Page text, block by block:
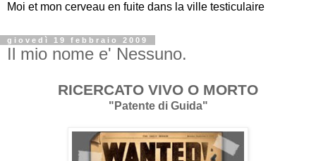
Moi et mon cerveau en fuite dans la ville testiculaire
giovedì 19 febbraio 2009
Il mio nome e' Nessuno.
RICERCATO VIVO O MORTO
"Patente di Guida"